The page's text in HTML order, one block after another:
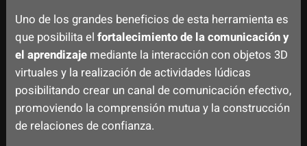
Uno de los grandes beneficios de esta herramienta es
que posibilita elfortalecimiento de la comunicación y
el aprendizaje mediante la interacción con objetos 3D
virtuales y la realización de actividades lúdicas
posibilitando crear un canal de comunicación efectivo,
promoviendo la comprensión mutua y la construcción
de relaciones de confianza.